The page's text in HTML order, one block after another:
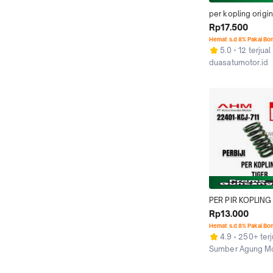
per kopling
KCJ TIGER, M
VIXION
Rp17.500
Hemat s.d 8% Pakai
5.0
12 terjual
duasatumotor.id
PER PIR
TIGER ORIGINAL
22401-KCJ-711
Rp13.000
Hemat s.d 8% Pakai
4.9
250+
Sumber Agung